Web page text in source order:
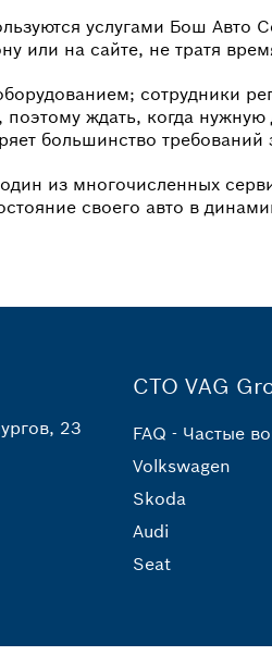
услугами Бош Авто
или на сайте, не тратя
сотрудники
ждать, когда
большинство требований
из многочисленных
своего авто в
23
СТО VAG
FAQ - Частые
Volkswagen
Skoda
Audi
Seat